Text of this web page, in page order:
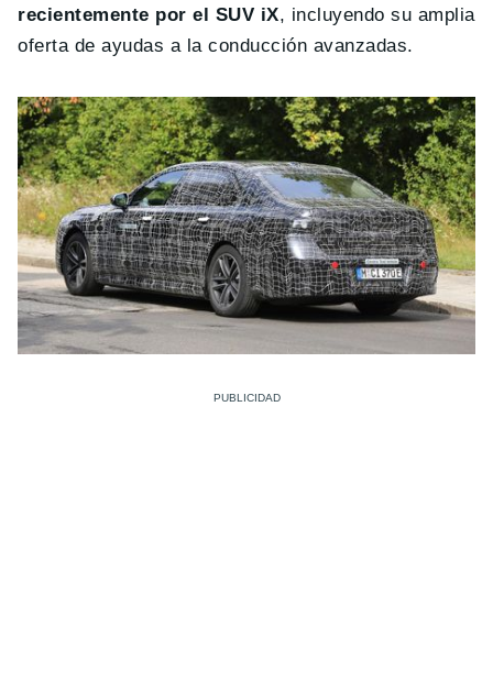
recientemente por el SUV iX, incluyendo su amplia
oferta de ayudas a la conducción avanzadas.